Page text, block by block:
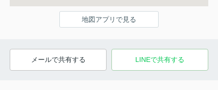
地図アプリで見る
メールで共有する LINEで共有する